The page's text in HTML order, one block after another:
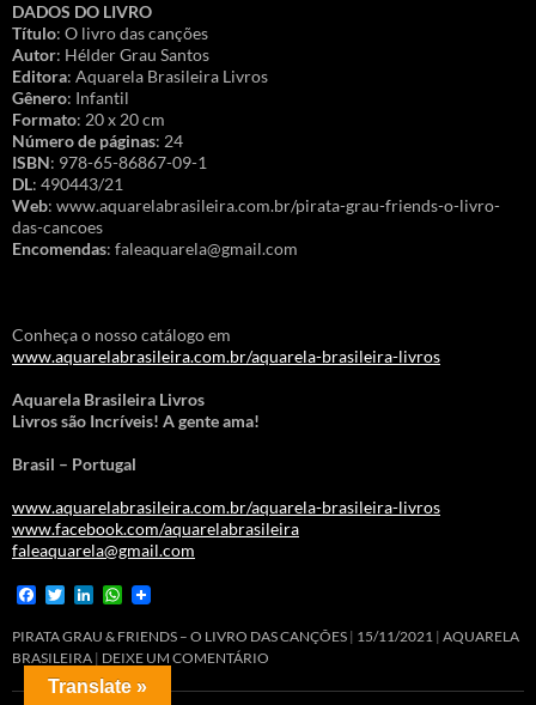
DADOS DO LIVRO
Título: O livro das canções
Autor: Hélder Grau Santos
Editora: Aquarela Brasileira Livros
Gênero: Infantil
Formato: 20 x 20 cm
Número de páginas: 24
ISBN: 978-65-86867-09-1
DL: 490443/21
Web: www.aquarelabrasileira.com.br/pirata-grau-friends-o-livro-
das-cancoes
Encomendas: faleaquarela@gmail.com
Conheça o nosso catálogo em
www.aquarelabrasileira.com.br/aquarela-brasileira-livros
Aquarela Brasileira Livros
Livros são Incríveis! A gente ama!
Brasil – Portugal
www.aquarelabrasileira.com.br/aquarela-brasileira-livros
www.facebook.com/aquarelabrasileira
faleaquarela@gmail.com
F
c
e
b
T
i
t
t
e
n
k
e
d
W
a
t
s
A
PIRATA GRAU & FRIENDS – O LIVRO DAS CANÇÕES 15/11/2021
AQUARELA
BRASILEIRA DEIXE UM COMENTÁRIO
Translate »